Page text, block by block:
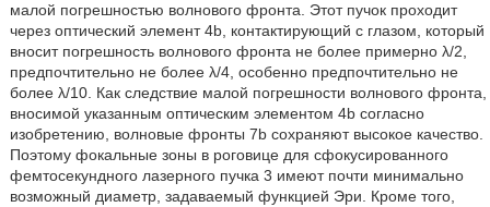
малой погрешностью волнового фронта. Этот пучок проходит
через оптический элемент 4b, контактирующий с глазом, который
вносит погрешность волнового фронта не более примерно λ/2,
предпочтительно не более λ/4, особенно предпочтительно не
более λ/10. Как следствие малой погрешности волнового фронта,
вносимой указанным оптическим элементом 4b согласно
изобретению, волновые фронты 7b сохраняют высокое качество.
Поэтому фокальные зоны в роговице для сфокусированного
фемтосекундного лазерного пучка 3 имеют почти минимально
возможный диаметр, задаваемый функцией Эри. Кроме того,